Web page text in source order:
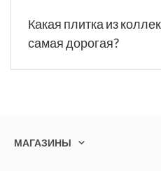
Какая плитка из
самая дорогая?
МАГАЗИНЫ